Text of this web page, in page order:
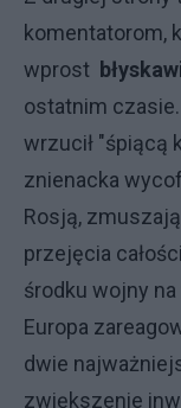
komentatorom,
wprost
ostatnim
wrzucił "śpiącą
znienacka
Rosją,
przejęcia
środku wojny
Europa
dwie
zwiększenie